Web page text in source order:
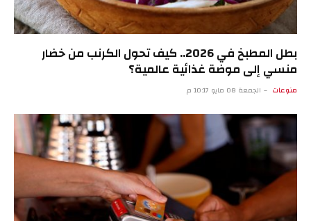
بطل المطبخ في 2026.. كيف تحول الكرنب من خضار
منسي إلى موضة غذائية عالمية؟
منوعات الجمعة 08 مايو 10:17 م